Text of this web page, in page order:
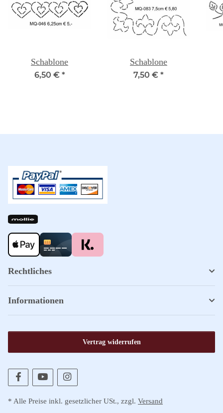
Schablone
6,50 € *
Schablone
7,50 € *
Rechtliches
Informationen
Vertrag widerrufen
* Alle Preise inkl. gesetzlicher USt., zzgl. Versand